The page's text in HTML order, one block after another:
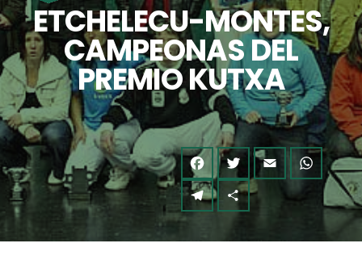
ETCHELECU-MONTES,
CAMPEONAS DEL
PREMIO KUTXA